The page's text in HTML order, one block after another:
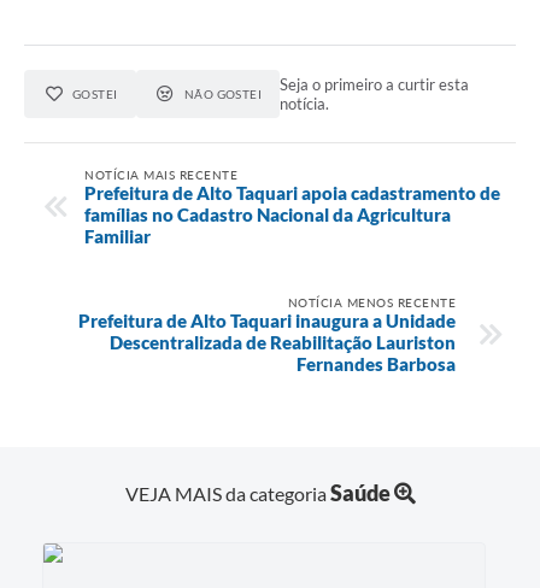
GOSTEI NÃO GOSTEI
Seja o primeiro a curtir esta
notícia.
NOTÍCIA MAIS RECENTE
Prefeitura de Alto Taquari apoia cadastramento de
famílias no Cadastro Nacional da Agricultura
Familiar
NOTÍCIA MENOS RECENTE
Prefeitura de Alto Taquari inaugura a Unidade
Descentralizada de Reabilitação Lauriston
Fernandes Barbosa
VEJA MAIS da categoriaSaúde